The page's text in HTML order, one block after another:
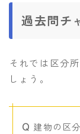
過去問チ
それでは区分
しょう。
建物の区